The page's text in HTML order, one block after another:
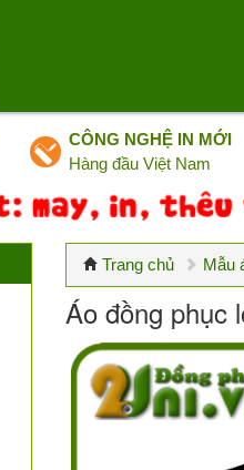
CÔNG NGHỆ IN MỚI
Hàng đầu Việt Nam
Trang chủ Mẫu
Áo đồng phục